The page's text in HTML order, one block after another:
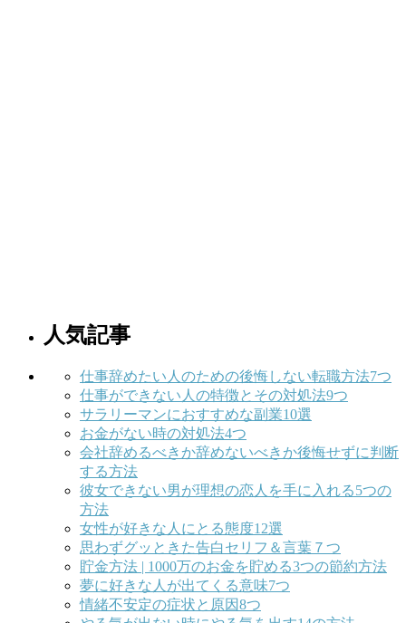
人気記事
仕事辞めたい人のための後悔しない転職方法7つ
仕事ができない人の特徴とその対処法9つ
サラリーマンにおすすめな副業10選
お金がない時の対処法4つ
会社辞めるべきか辞めないべきか後悔せずに判断
する方法
彼女できない男が理想の恋人を手に入れる5つの
方法
女性が好きな人にとる態度12選
思わずグッときた告白セリフ＆言葉７つ
貯金方法 | 1000万のお金を貯める3つの節約方法
夢に好きな人が出てくる意味7つ
情緒不安定の症状と原因8つ